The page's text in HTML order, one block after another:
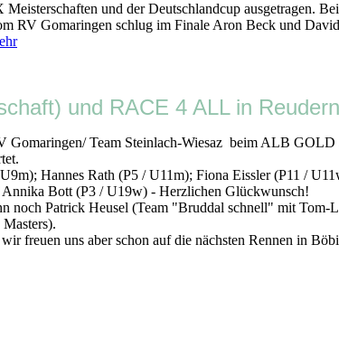
und der Deutschlandcup ausgetragen.
RV Gomaringen schlug im Finale Aron Beck und
und RACE 4 ALL in Reudern
Gomaringen/ Team Steinlach-Wiesaz beim ALB
Hannes Rath (P5 / U11m); Fiona Eissler (P11 /
Bott (P3 / U19w) - Herzlichen Glückwunsch!
Patrick Heusel (Team "Bruddal schnell" mit Tom-
uns aber schon auf die nächsten Rennen in